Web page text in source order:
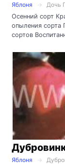
Яблоня
Дочь
Осенний сорт
опыления сорта
сортов
Яблоня